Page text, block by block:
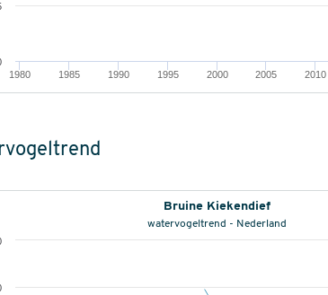
1980 1985 1990 1995 2000 2005 2010
Bruine Kiekendief
watervogeltrend - Nederland